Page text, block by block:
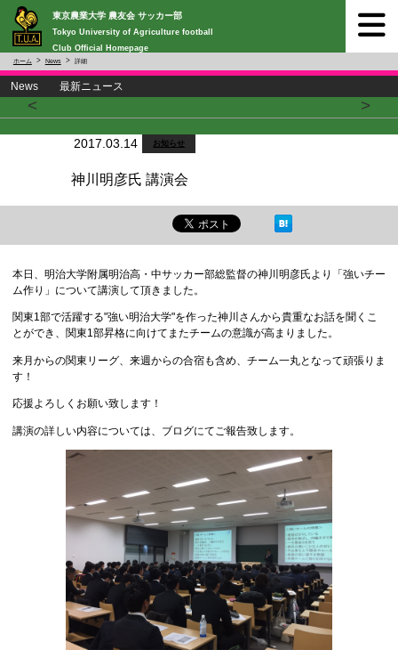
東京農業大学 農友会 サッカー部
Tokyo University of Agriculture football
Club Official Homepage
ホーム News 詳細
News 最新ニュース
< >
2017.03.14 お知らせ
神川明彦氏 講演会
本日、明治大学附属明治高・中サッカー部総監督の神川明彦氏より「強いチー
ム作り」について講演して頂きました。
関東1部で活躍する"強い明治大学"を作った神川さんから貴重なお話を聞くこ
とができ、関東1部昇格に向けてまたチームの意識が高まりました。
来月からの関東リーグ、来週からの合宿も含め、チーム一丸となって頑張りま
す！
応援よろしくお願い致します！
講演の詳しい内容については、ブログにてご報告致します。